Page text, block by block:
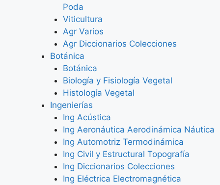
Poda
Viticultura
Agr Varios
Agr Diccionarios Colecciones
Botánica
Botánica
Biología y Fisiología Vegetal
Histología Vegetal
Ingenierías
Ing Acústica
Ing Aeronáutica Aerodinámica Náutica
Ing Automotriz Termodinámica
Ing Civil y Estructural Topografía
Ing Diccionarios Colecciones
Ing Eléctrica Electromagnética